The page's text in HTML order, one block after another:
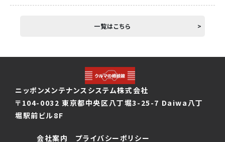
一覧はこちら
ニッポンメンテナンスシステム株式会社
〒104-0032 東京都中央区八丁堀3-25-7 Daiwa八丁
堀駅前ビル8F
会社案内 プライバシーポリシー